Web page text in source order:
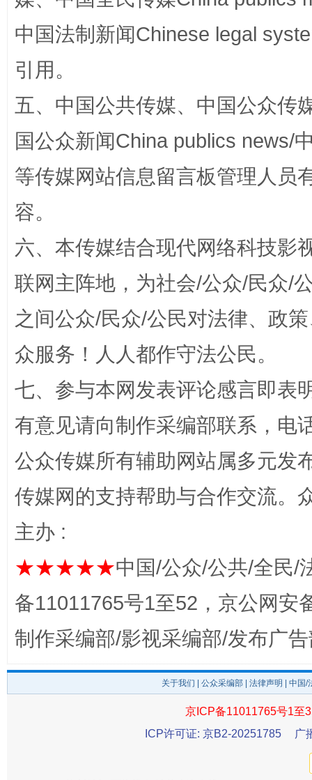
“蜀中异人”王建安的艺术幻境
完善运行机制助力责任有效落实
东山县通报“牛蛙产品抗生素超标问题” 法
中国法制新闻Chinese legal
引用。
五、中国公共传媒、中国公众传
国公众新闻China publics news/
等传媒网站信息留言板管理人员
容。
六、本传媒结合现代网络科技影
联网主阵地，为社会/公众/民众/
之间公众/民众/公民对法律、政
众服务！人人都作守法公民。
七、参与本网发表评论感言即表
有意见请向制作采编部联系，电
公众传媒所有辅助网站属多元发
传媒网的支持帮助与合作交流。
主办 :
★★★★★中国/公众/公共/全民/
备11011765号1至52，京公网安
制作采编部/影视采编部/发布广
关于我们 公众采编部 法律声明 | 中国
京ICP备11011765号1至
ICP许可证: 京B2-20251785
广